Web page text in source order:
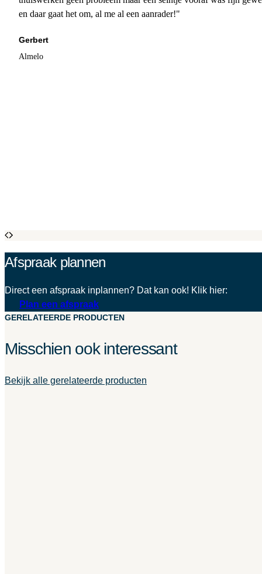
en daar gaat het om, al me al een aanrader!"
Gerbert
Almelo
Afspraak plannen
Direct een afspraak inplannen? Dat kan ook! Klik hier:
Plan een afspraak
GERELATEERDE PRODUCTEN
Misschien ook interessant
Bekijk alle gerelateerde producten